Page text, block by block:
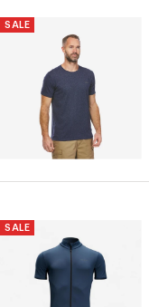
SALE
SALE